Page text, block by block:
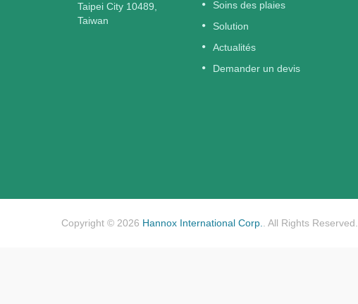
Taipei City 10489,
Taiwan
Soins des plaies
Solution
Actualités
Demander un devis
chroniques et modérées —
Copyright © 2026 Hannox International Corp.. All Rights Reserved.